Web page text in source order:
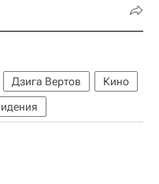
Дзига Вертов
Кино